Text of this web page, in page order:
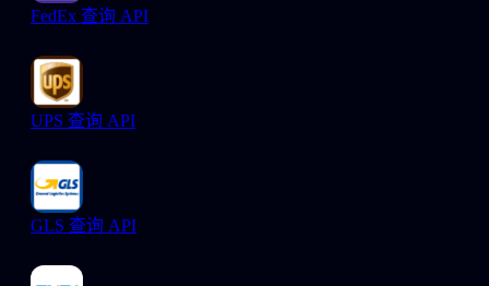
FedEx 查询 API
UPS 查询 API
GLS 查询 API